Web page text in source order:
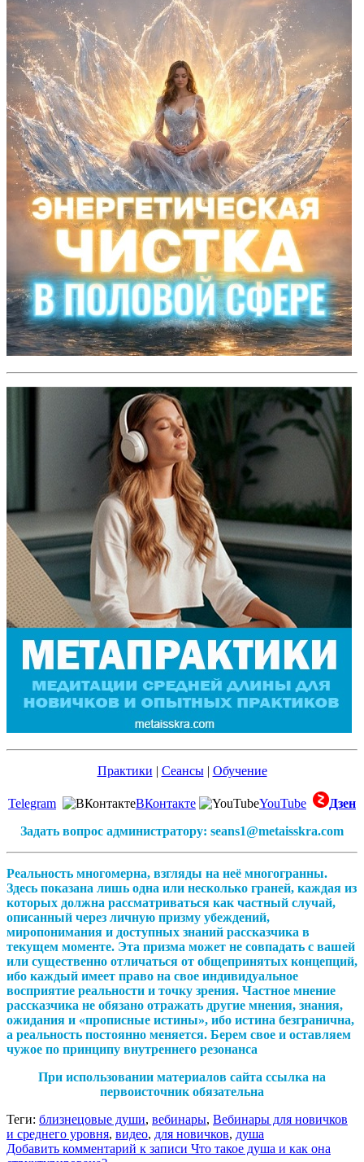
Практики | Сеансы| Обучение
Telegram ВКонтакте YouTube
Дзен
Задать вопрос администратору: seans1@metaisskra.com
Реальность многомерна, взгляды на неё многогранны.
Здесь показана лишь одна или несколько граней, каждая из
которых должна рассматриваться как частный случай,
описанный через личную призму убеждений,
миропонимания и доступных знаний рассказчика в
текущем моменте. Эта призма может не совпадать с вашей
или существенно отличаться от общепринятых концепций,
ибо каждый имеет право на свое индивидуальное
восприятие реальности и точку зрения. Частное мнение
рассказчика не обязано отражать другие мнения, знания,
ожидания и «прописные истины», ибо истина безгранична,
а реальность постоянно меняется. Берем свое и оставляем
чужое по принципу внутреннего резонанса
При использовании материалов сайта ссылка на
первоисточник обязательна
Теги: близнецовые души, вебинары, Вебинары для новичков
и среднего уровня, видео, для новичков, душа
Добавить комментарий к записи Что такое душа и как она